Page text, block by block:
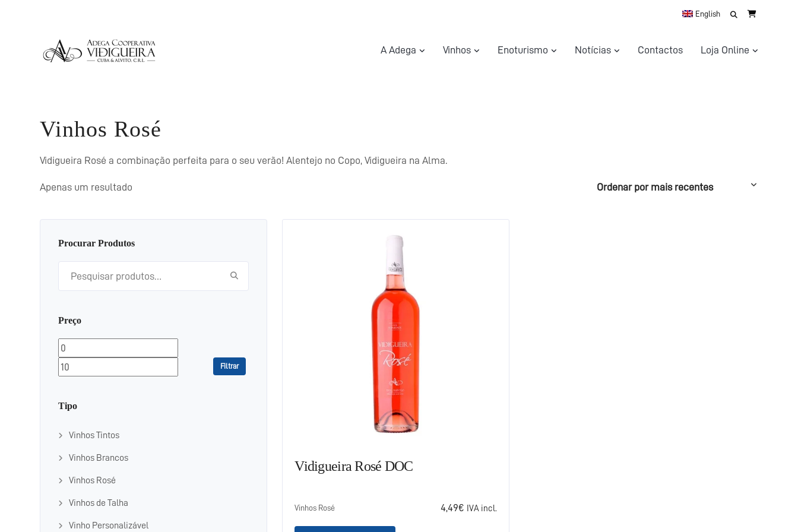
English Search
A Adega
Vinhos Enoturismo Notícias Contactos Loja Online
Vinhos Rosé
Vidigueira Rosé a combinação perfeita para o seu verão! Alentejo no Copo, Vidigueira na Alma.
Apenas um resultado
Procurar Produtos
Preço
Preço
mínimo
máximo
Filtrar
Tipo
Vinhos Tintos
Vinhos Brancos
Vinhos Rosé
Vinhos de Talha
Vinho Personalizável
Vidigueira Rosé DOC
Vinhos Rosé 4,49€ IVA incl.